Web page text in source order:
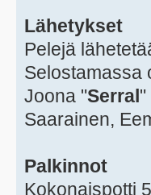
Lähetykset
Pelejä
Selostamassa
Joona "Serral"
Saarainen,
Palkinnot
Kokonaispotti